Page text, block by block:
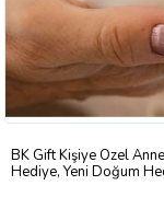
BK Gift Kişiye Özel
Hediye, Yeni Doğum